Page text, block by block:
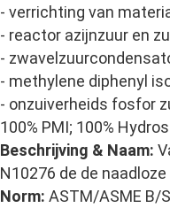
- verrichting van
- reactor azijnzuur en
-
- methylene diphenyl
- onzuiverheids fosfor
100% PMI; 100%
Beschrijving & Naam:
N10276 de de
Norm: ASTM/ASME B/